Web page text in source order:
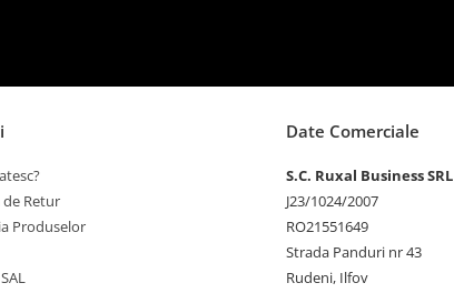
de Retur
Produselor
Date Comerciale
S.C. Ruxal Business SRL
J23/1024/2007
RO21551649
Strada Panduri nr 43
Rudeni, Ilfov